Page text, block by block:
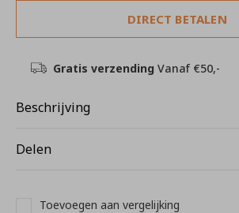
DIRECT BETALEN
Gratis verzending Vanaf €50,-
Beschrijving
Delen
Toevoegen aan vergelijking